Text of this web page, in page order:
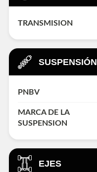
TRANSMISION
SUSPENSIÓN
PNBV
MARCA DE LA
SUSPENSION
EJES